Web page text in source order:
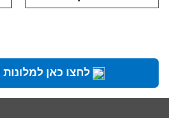
לחצו כאן למלונות